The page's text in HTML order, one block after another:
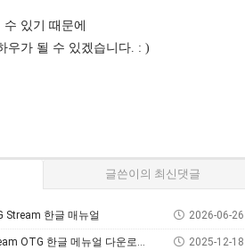
있기 때문에
우가 될 수 있겠습니다. : )
글쓴이의 최신댓글
Stream 한글 매뉴얼 2026-06-26
한글 메뉴얼 다운로드 및 사용 방법 2025-12-18